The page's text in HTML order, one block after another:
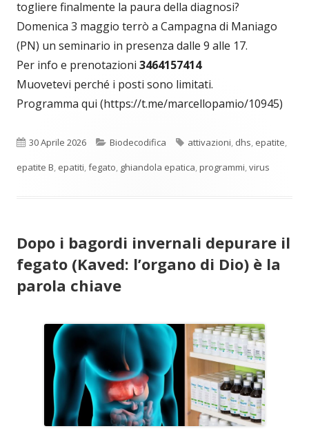
togliere finalmente la paura della diagnosi?
Domenica 3 maggio terrò a Campagna di Maniago
(PN) un seminario in presenza dalle 9 alle 17.
Per info e prenotazioni 3464157414
Muovetevi perché i posti sono limitati.
Programma qui (https://t.me/marcellopamio/10945)
Pubblicato
30 Aprile 2026 Categorie
Biodecodifica Tag
attivazioni, dhs, epatite,
epatite B, epatiti,fegato, ghiandola epatica,programmi,virus
Dopo i bagordi invernali depurare il
fegato (Kaved: l’organo di Dio) è la
parola chiave